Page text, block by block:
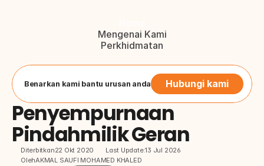
Mengenai Kami
Perkhidmatan
Hubungi Kami
Button
Benarkan kami bantu urusan anda Hubungi kami
Penyempurnaan
Pindahmilik Geran
Diterbitkan22 Okt 2020 Last Update:13 Jul 2026
OlehAKMAL SAUFI MOHAMED KHALED